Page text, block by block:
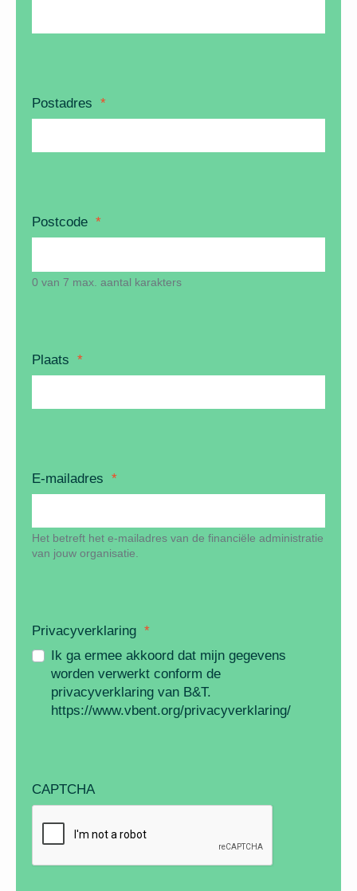
Postadres *
Postcode *
0 van 7 max. aantal karakters
Plaats *
E-mailadres *
Het betreft het e-mailadres van de financiële administratie
van jouw organisatie.
Privacyverklaring *
Ik ga ermee akkoord dat mijn gegevens
worden verwerkt conform de
privacyverklaring van B&T.
https://www.vbent.org/privacyverklaring/
CAPTCHA